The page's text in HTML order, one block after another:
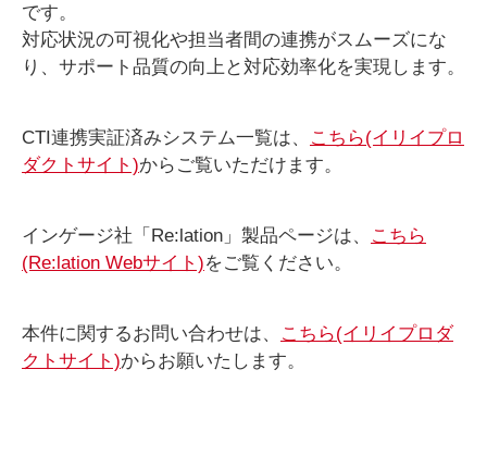
です。
対応状況の可視化や担当者間の連携がスムーズにな
り、サポート品質の向上と対応効率化を実現します。
CTI連携実証済みシステム一覧は、
こちら(イリイプロ
ダクトサイト)からご覧いただけます。
インゲージ社「Re:lation」製品ページは、
こちら
(Re:lation Webサイト)をご覧ください。
本件に関するお問い合わせは、
こちら(イリイプロダ
クトサイト)からお願いたします。